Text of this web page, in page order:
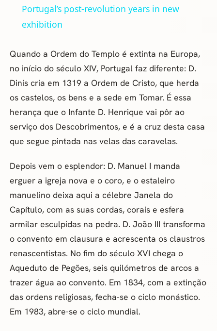
Portugal’s post-revolution years in new
exhibition
Quando a Ordem do Templo é extinta na Europa,
no início do século XIV, Portugal faz diferente: D.
Dinis cria em 1319 a Ordem de Cristo, que herda
os castelos, os bens e a sede em Tomar. É essa
herança que o Infante D. Henrique vai pôr ao
serviço dos Descobrimentos, e é a cruz desta casa
que segue pintada nas velas das caravelas.
Depois vem o esplendor: D. Manuel I manda
erguer a igreja nova e o coro, e o estaleiro
manuelino deixa aqui a célebre Janela do
Capítulo, com as suas cordas, corais e esfera
armilar esculpidas na pedra. D. João III transforma
o convento em clausura e acrescenta os claustros
renascentistas. No fim do século XVI chega o
Aqueduto de Pegões, seis quilómetros de arcos a
trazer água ao convento. Em 1834, com a extinção
das ordens religiosas, fecha-se o ciclo monástico.
Em 1983, abre-se o ciclo mundial.